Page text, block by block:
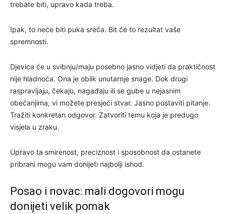
trebate biti, upravo kada treba.
Ipak, to neće biti puka sreća. Bit će to rezultat vaše
spremnosti.
Djevica će u svibnju/maju posebno jasno vidjeti da praktičnost
nije hladnoća. Ona je oblik unutarnje snage. Dok drugi
raspravljaju, čekaju, nagađaju ili se gube u nejasnim
obećanjima, vi možete presjeći stvar. Jasno postaviti pitanje.
Tražiti konkretan odgovor. Zatvoriti temu koja je predugo
visjela u zraku.
Upravo ta smirenost, preciznost i sposobnost da ostanete
pribrani mogu vam donijeti najbolji ishod.
Posao i novac: mali dogovori mogu
donijeti velik pomak